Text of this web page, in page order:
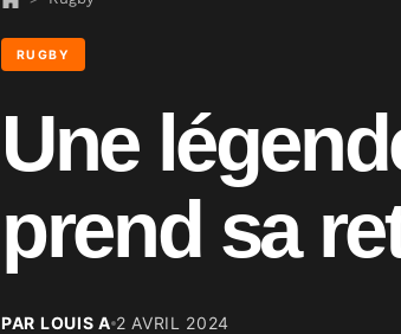
RUGBY
Une
prend sa
PAR LOUIS A 2 AVRIL 2024